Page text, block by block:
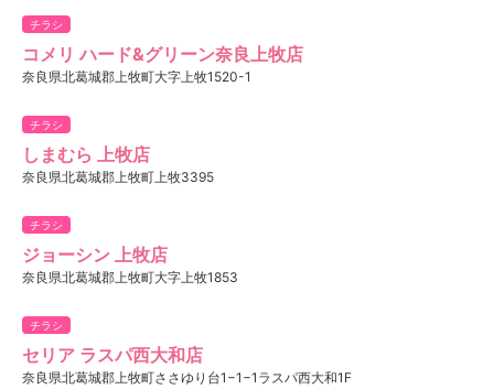
チラシ
コメリ ハード&グリーン奈良上牧店
奈良県北葛城郡上牧町大字上牧1520-1
チラシ
しまむら 上牧店
奈良県北葛城郡上牧町上牧3395
チラシ
ジョーシン 上牧店
奈良県北葛城郡上牧町大字上牧1853
チラシ
セリア ラスパ西大和店
奈良県北葛城郡上牧町ささゆり台1−1−1ラスパ西大和1F